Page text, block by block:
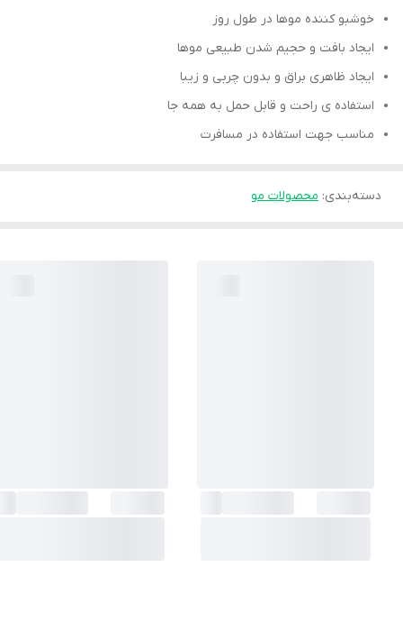
خوشبو کننده موها در طول روز
ایجاد بافت و حجیم شدن طبیعی موها
ایجاد ظاهری براق و بدون چربی و زیبا
استفاده ی راحت و قابل حمل به همه جا
مناسب جهت استفاده در مسافرت
دسته‌بندی: محصولات مو